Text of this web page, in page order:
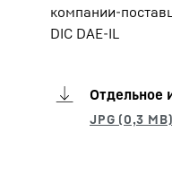
компании-
DIC DAE-IL
Отдельное